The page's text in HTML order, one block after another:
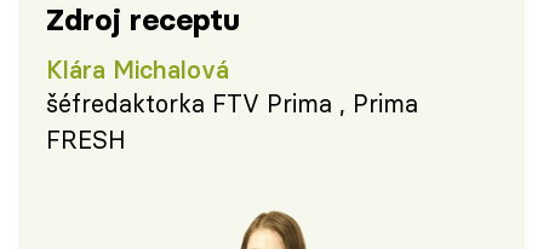
Zdroj receptu
Klára Michalová
šéfredaktorka FTV Prima , Prima
FRESH